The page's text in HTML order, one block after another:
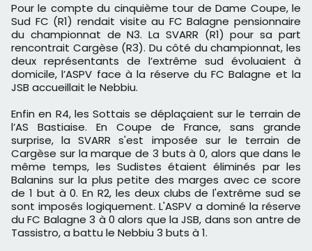
Pour le compte du cinquième tour de Dame Coupe, le
Sud FC (R1) rendait visite au FC Balagne pensionnaire
du championnat de N3. La SVARR (R1) pour sa part
rencontrait Cargèse (R3). Du côté du championnat, les
deux représentants de l’extrême sud évoluaient à
domicile, l’ASPV face à la réserve du FC Balagne et la
JSB accueillait le Nebbiu.
Enfin en R4, les Sottais se déplaçaient sur le terrain de
l’AS Bastiaise. En Coupe de France, sans grande
surprise, la SVARR s'est imposée sur le terrain de
Cargèse sur la marque de 3 buts à 0, alors que dans le
même temps, les Sudistes étaient éliminés par les
Balanins sur la plus petite des marges avec ce score
de 1 but à 0. En R2, les deux clubs de l'extrême sud se
sont imposés logiquement. L'ASPV a dominé la réserve
du FC Balagne 3 à 0 alors que la JSB, dans son antre de
Tassistro, a battu le Nebbiu 3 buts à 1.